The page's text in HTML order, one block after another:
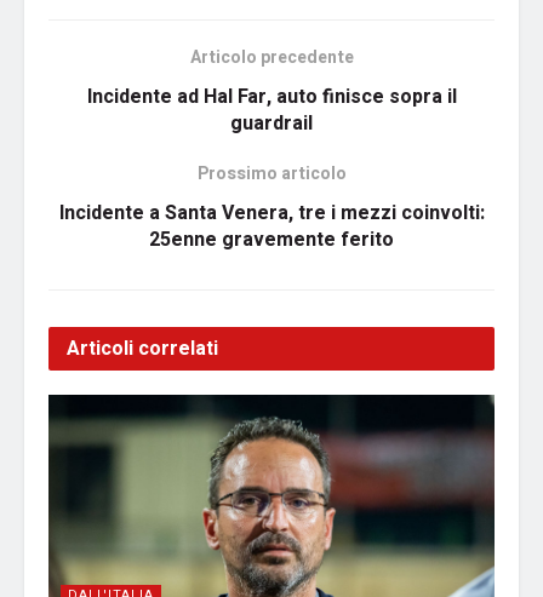
Articolo precedente
Incidente ad Hal Far, auto finisce sopra il
guardrail
Prossimo articolo
Incidente a Santa Venera, tre i mezzi coinvolti:
25enne gravemente ferito
Articoli correlati